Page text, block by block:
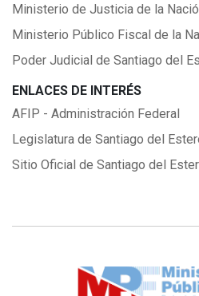
Ministerio de Justicia de la
Ministerio Público Fiscal de la
Poder Judicial de Santiago del
ENLACES DE INTERÉS
AFIP - Administración Federal
Legislatura de Santiago del
Sitio Oficial de Santiago del